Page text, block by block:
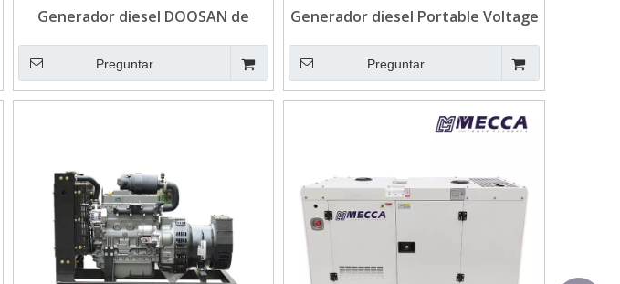
Generador diesel DOOSAN de
arranque automático de 500KVA
para emergencias
Preguntar
Generador diesel Portable Voltage
SDEC para emergencia
Preguntar